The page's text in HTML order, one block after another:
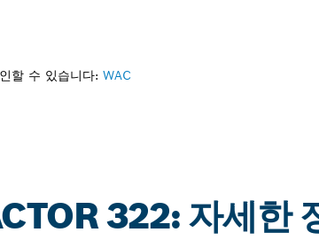
할 수 있습니다: WAC
322: 자세한